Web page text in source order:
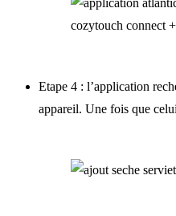
Etape 4 : l’application
appareil. Une fois que